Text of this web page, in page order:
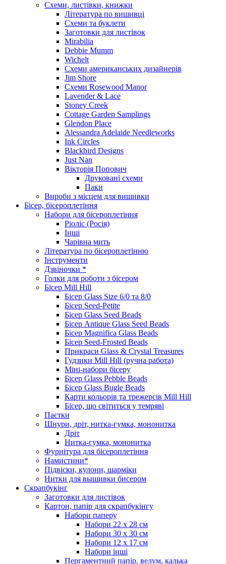
Схеми, листівки, книжки
Література по вишивці
Схеми та буклети
Заготовки для листівок
Mirabilia
Debbie Mumm
Wichelt
Схеми американських дизайнерів
Jim Shore
Cхеми Rosewood Manor
Lavender & Lace
Stoney Creek
Cottage Garden Samplings
Glendon Place
Alessandra Adelaide Needleworks
Ink Circles
Blackbird Designs
Just Nan
Вікторія Попович
Друковані схеми
Паки
Вироби з місцем для вишивки
Бісер, бісероплетіння
Набори для бісероплетіння
Ріоліс (Росія)
Інші
Чарівна мить
Література по бісероплетінню
Інструменти
Дзвіночки *
Голки для роботи з бісером
Бісер Mill Hill
Бісер Glass Size 6/0 та 8/0
Бісер Seed-Petite
Бісер Glass Seed Beads
Бісер Antique Glass Seed Beads
Бісер Magnifica Glass Beads
Бісер Seed-Frosted Beads
Прикраси Glass & Crystal Treasures
Гудзики Mill Hill (ручна работа)
Міні-набори бісеру
Бісер Glass Pebble Beads
Бісер Glass Bugle Beads
Карти кольорів та трежерсів Mill Hill
Бісер, що світиться у темряві
Паєтки
Шнури, дріт, нитка-гумка, мононитка
Дріт
Нитка-гумка, мононитка
Фурнітура для бісероплетіння
Намистини*
Підвіски, кулони, шарміки
Нитки для вышивки бисером
Скрапбукінг
Заготовки для листівок
Картон, папір для скрапбукінгу
Набори паперу
Набори 22 х 28 см
Набори 30 х 30 см
Набори 12 х 17 см
Набори інші
Пергаментний папір, велум, калька